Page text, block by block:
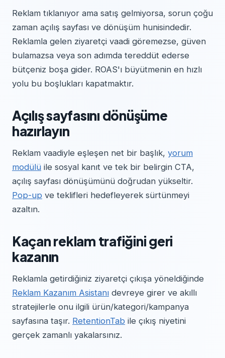
Reklam tıklanıyor ama satış gelmiyorsa, sorun çoğu
zaman açılış sayfası ve dönüşüm hunisindedir.
Reklamla gelen ziyaretçi vaadi göremezse, güven
bulamazsa veya son adımda tereddüt ederse
bütçeniz boşa gider. ROAS'ı büyütmenin en hızlı
yolu bu boşlukları kapatmaktır.
Açılış sayfasını dönüşüme
hazırlayın
Reklam vaadiyle eşleşen net bir başlık, yorum
modülü ile sosyal kanıt ve tek bir belirgin CTA,
açılış sayfası dönüşümünü doğrudan yükseltir.
Pop-up ve teklifleri hedefleyerek sürtünmeyi
azaltın.
Kaçan reklam trafiğini geri
kazanın
Reklamla getirdiğiniz ziyaretçi çıkışa yöneldiğinde
Reklam Kazanım Asistanı devreye girer ve akıllı
stratejilerle onu ilgili ürün/kategori/kampanya
sayfasına taşır. RetentionTab ile çıkış niyetini
gerçek zamanlı yakalarsınız.